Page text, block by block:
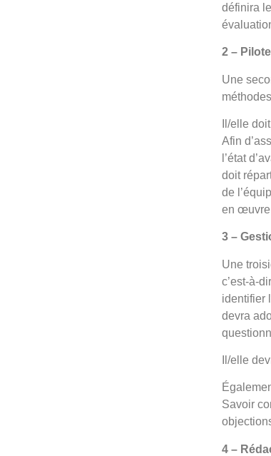
définira
2 – Pilote
Une
Il/elle
Afin
l’état
doit
de
en œuvre
3 –
Une
c’est-à-
identifier
devra
Il/elle
Savoir
4 –